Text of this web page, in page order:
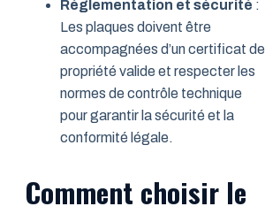
Réglementation et sécurité :
Les plaques doivent être
accompagnées d’un certificat de
propriété valide et respecter les
normes de contrôle technique
pour garantir la sécurité et la
conformité légale.
Comment choisir le